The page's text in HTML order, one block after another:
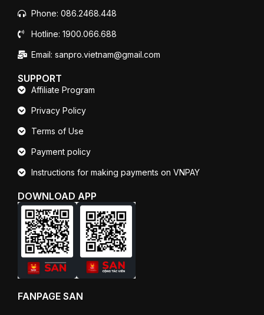
Phone: 086.2468.448
Hotline: 1900.066.688
Email: sanpro.vietnam@gmail.com
SUPPORT
Affiliate Program
Privacy Policy
Terms of Use
Payment policy
Instructions for making payments on VNPAY
DOWNLOAD APP
FANPAGE SAN